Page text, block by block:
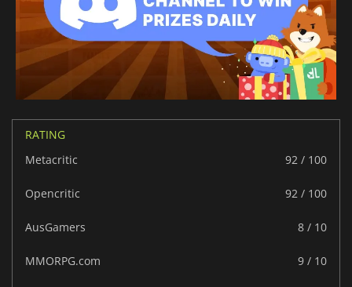
RATING
Metacritic
92 / 100
Opencritic 92 / 100
AusGamers 8 / 10
MMORPG.com 9 / 10